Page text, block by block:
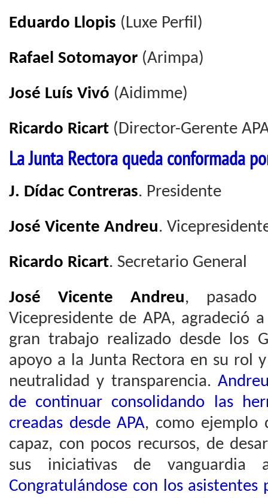
Eduardo Llopis (Luxe Perfil)
Rafael Sotomayor (Arimpa)
José Luís Vivó (Aidimme)
Ricardo Ricart (Director-Gerente
La Junta Rectora queda conformada
J. Dídac Contreras. Presidente
José Vicente Andreu.
Ricardo Ricart. Secretario General
José Vicente Andreu, pasado
Vicepresidente de APA, agradeció
gran trabajo realizado desde los
apoyo a la Junta Rectora en su rol
neutralidad y transparencia.
de continuar consolidando las
creadas desde APA, como ejemplo
capaz, con pocos recursos, de
sus iniciativas de vanguardia
Congratulándose con los